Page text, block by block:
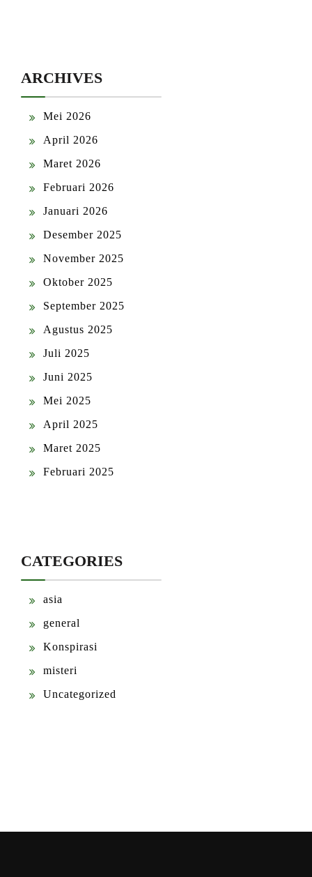
ARCHIVES
Mei 2026
April 2026
Maret 2026
Februari 2026
Januari 2026
Desember 2025
November 2025
Oktober 2025
September 2025
Agustus 2025
Juli 2025
Juni 2025
Mei 2025
April 2025
Maret 2025
Februari 2025
CATEGORIES
asia
general
Konspirasi
misteri
Uncategorized